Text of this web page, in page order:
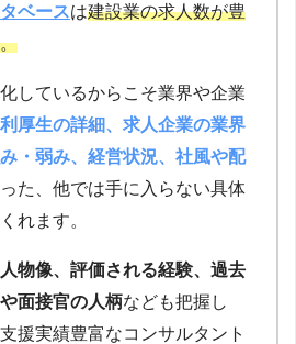
ベースは建設業の求人数が豊
しているからこそ業界や企業
厚生の詳細、求人企業の業界
・弱み、経営状況、社風や配
た、他では手に入らない具体
れます。
物像、評価される経験、過去
面接官の人柄なども把握し
援実績豊富なコンサルタント